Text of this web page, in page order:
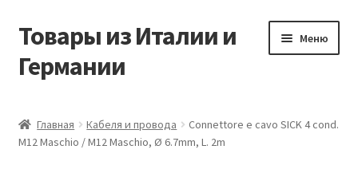
Перейти
навигации
Перейти
содержимому
Товары из Италии и
Германии
Меню
Виды доставки
Главная Кабеля и провода
Connettore e cavo SICK 4 cond.
M12 Maschio / M12 Maschio, Ø 6.7mm, L. 2m